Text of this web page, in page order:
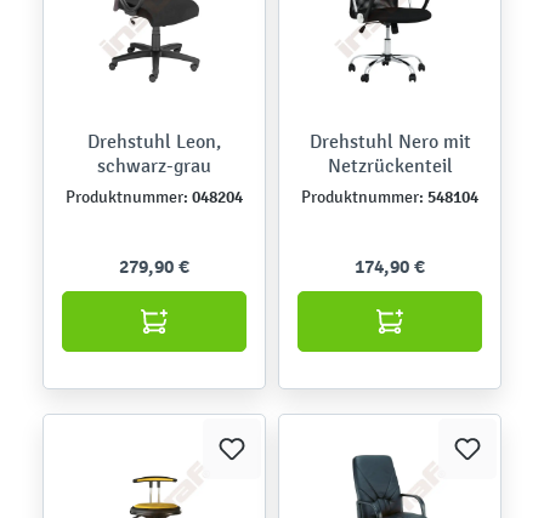
Drehstuhl Leon,
schwarz-grau
Produktnummer: 048204
279,90 €
Drehstuhl Nero mit
Netzrückenteil
Produktnummer: 548104
174,90 €